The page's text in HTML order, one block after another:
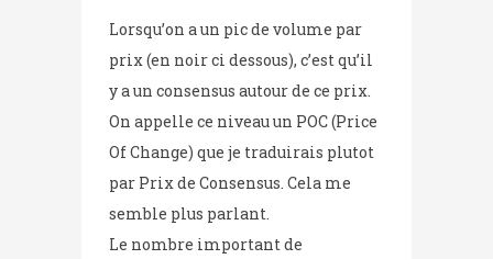
Lorsqu’on a un pic de volume par
prix (en noir ci dessous), c’est qu’il
y a un consensus autour de ce prix.
On appelle ce niveau un POC (Price
Of Change) que je traduirais plutot
par Prix de Consensus. Cela me
semble plus parlant.
Le nombre important de